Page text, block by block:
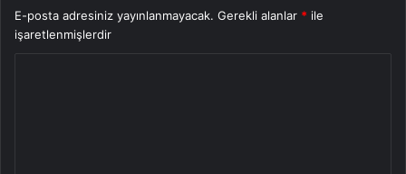
E-posta adresiniz yayınlanmayacak. Gerekli alanlar * ile
işaretlenmişlerdir